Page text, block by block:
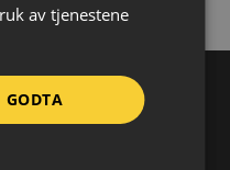
av tjenestene
GODTA